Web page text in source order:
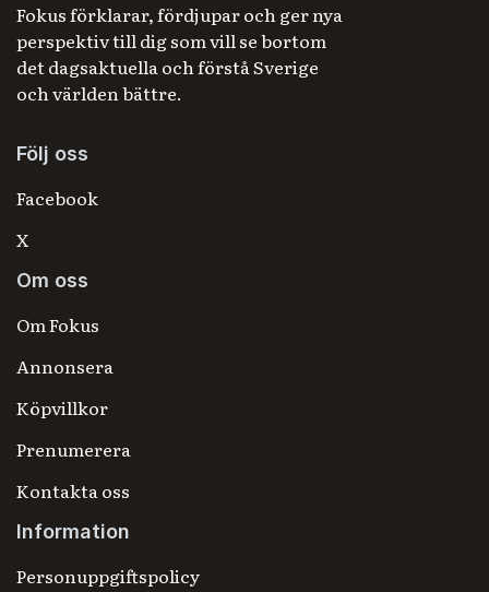
Fokus förklarar, fördjupar och ger nya
perspektiv till dig som vill se bortom
det dagsaktuella och förstå Sverige
och världen bättre.
Följ oss
Facebook
X
Om oss
Om Fokus
Annonsera
Köpvillkor
Prenumerera
Kontakta oss
Information
Personuppgiftspolicy